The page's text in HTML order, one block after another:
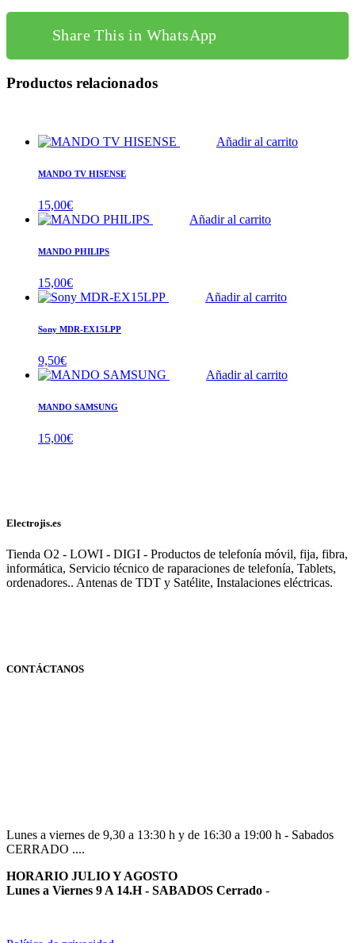
Share This in WhatsApp
Productos relacionados
Añadir al carrito
MANDO TV HISENSE
15,00€
Añadir al carrito
MANDO PHILIPS
15,00€
Añadir al carrito
Sony MDR-EX15LPP
9,50€
Añadir al carrito
MANDO SAMSUNG
15,00€
Electrojis.es
Tienda O2 - LOWI - DIGI - Productos de telefonía móvil, fija, fibra,
informática, Servicio técnico de raparaciones de telefonía, Tablets,
ordenadores.. Antenas de TDT y Satélite, Instalaciones eléctricas.
CONTÁCTANOS
Lunes a viernes de 9,30 a 13:30 h y de 16:30 a 19:00 h - Sabados
CERRADO ....
HORARIO JULIO Y AGOSTO
Lunes a Viernes 9 A 14.H - SABADOS Cerrado -